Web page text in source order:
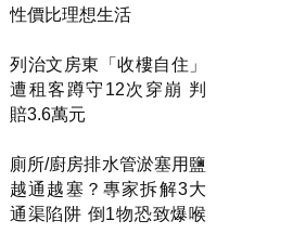
性價比理想生活
列治文房東「收樓自住」
遭租客蹲守12次穿崩 判
賠3.6萬元
廁所/廚房排水管淤塞用鹽
越通越塞？專家拆解3大
通渠陷阱 倒1物恐致爆喉